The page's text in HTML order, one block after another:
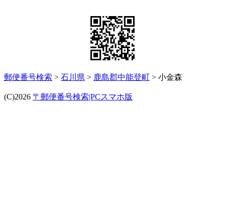
郵便番号検索 > 石川県 > 鹿島郡中能登町 > 小金森
(C)2026 〒郵便番号検索|PCスマホ版